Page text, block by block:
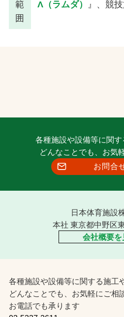
範
囲
Λ（ラムダ） 』、競
各種施設や設備等に関
どんなことでも、お気
お問合
日本体育施設
本社 東京都中野区
会社概要を
各種施設や設備等に関する施工
どんなことでも、お気軽にご相
お電話でも承ります